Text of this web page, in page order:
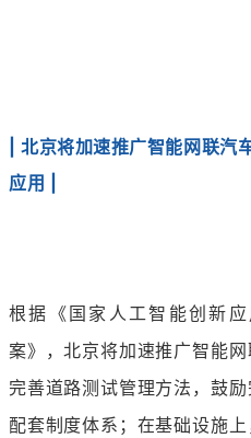
| 北京将加速推广智能网联汽
应用 |
根据《国家人工智能创新
案》，北京将加速推广智能
完善道路测试管理方法，鼓
配套制度体系；在基础设施